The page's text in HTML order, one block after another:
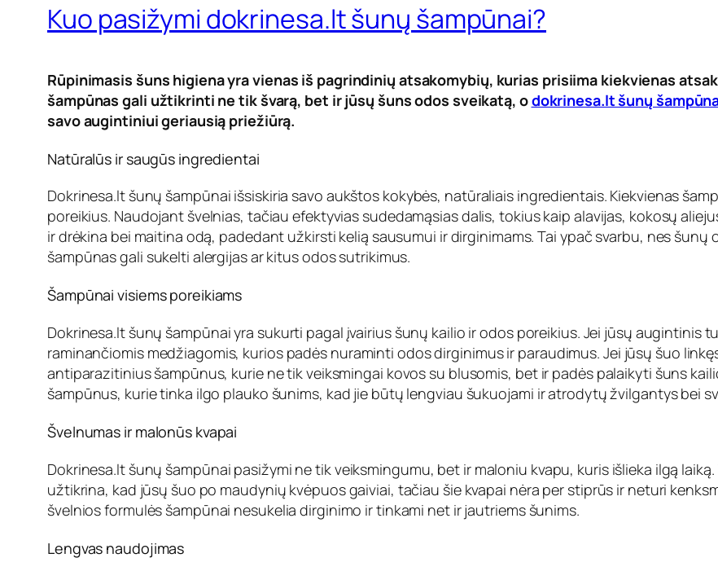
Kuo pasižymi dokrinesa.lt šunų šampūnai?
Rūpinimasis šuns higiena yra vienas iš pagrindinių atsakomybių, kurias prisiima kiekvienas
šampūnas gali užtikrinti ne tik švarą, bet ir jūsų šuns odos sveikatą, odokrinesa.lt šunų
savo augintiniui geriausią priežiūrą.
Natūralūs ir saugūs ingredientai
Dokrinesa.lt šunų šampūnai išsiskiria savo aukštos kokybės, natūraliais ingredientais. Kiekvienas
poreikius. Naudojant švelnias, tačiau efektyvias sudedamąsias dalis, tokius kaip alavijas, kokosų
ir drėkina bei maitina odą, padedant užkirsti kelią sausumui ir dirginimams. Tai ypač svarbu, nes
šampūnas gali sukelti alergijas ar kitus odos sutrikimus.
Šampūnai visiems poreikiams
Dokrinesa.lt šunų šampūnaiyra sukurti pagal įvairius šunų kailio ir odos poreikius. Jei jūsų augintinis
raminančiomis medžiagomis, kurios padės nuraminti odos dirginimus ir paraudimus. Jei jūsų šuo
antiparazitinius šampūnus, kurie ne tik veiksmingai kovos su blusomis, bet ir padės palaikyti šuns
šampūnus, kurie tinka ilgo plauko šunims, kad jie būtų lengviau šukuojami ir atrodytų žvilgantys bei
Švelnumas ir malonūs kvapai
Dokrinesa.lt šunų šampūnai pasižymi ne tik veiksmingumu, bet ir maloniu kvapu, kuris išlieka ilgą
užtikrina, kad jūsų šuo po maudynių kvėpuos gaiviai, tačiau šie kvapai nėra per stiprūs ir neturi
švelnios formulės šampūnai nesukelia dirginimo ir tinkami net ir jautriems šunims.
Lengvas naudojimas